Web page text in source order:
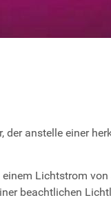
der anstelle einer
Lichtstrom
beachtlichen